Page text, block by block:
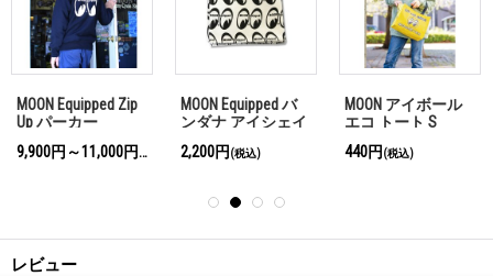
MOON Equipped Zip
Up パーカー
9,900円～11,000円
(税込)
MOON Equipped バ
ンダナ アイシェイ
2,200円 (税込)
MOON アイボール
エコ トート S
440円 (税込)
レビュー